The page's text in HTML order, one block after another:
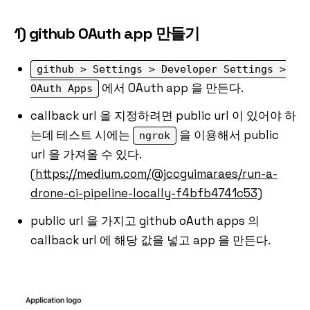
1) github OAuth app 만들기
github > Settings > Developer Settings >
OAuth Apps
에서 OAuth app 을 만든다.
callback url 을 지정하려면 public url 이 있어야 하
는데 테스트 시에는
ngrok
을 이용해서 public
url 을 가져올 수 있다.
(https://medium.com/@jccguimaraes/run-a-
drone-ci-pipeline-locally-f4bfb4741c53)
public url 을 가지고 github oAuth apps 의
callback url 에 해당 값을 넣고 app 을 만든다.